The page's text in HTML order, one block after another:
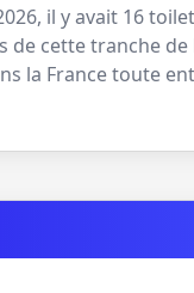
, il y avait 16
de cette tranche
la France toute